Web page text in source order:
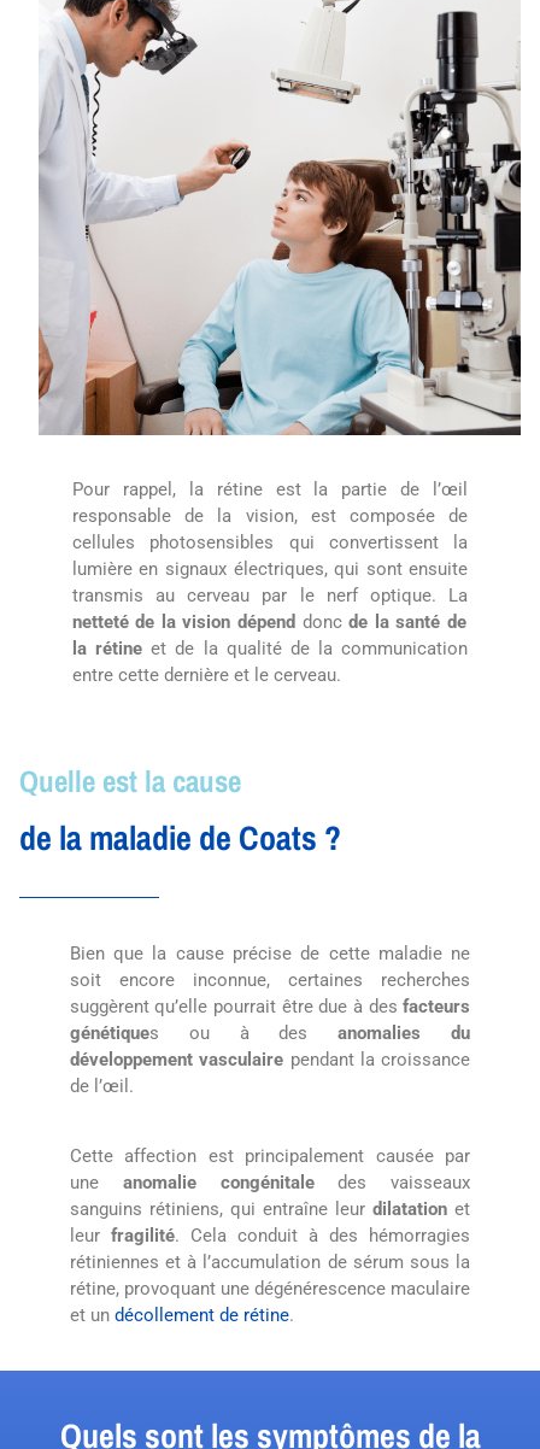
Quelle est la cause
de la maladie de Coats ?
Bien que la cause précise de cette maladie ne
soit encore inconnue, certaines recherches
suggèrent qu’elle pourrait être due à desfacteurs
génétiques ou à des anomalies du
développement vasculaire pendant la croissance
de l’œil.
Cette affection est principalement causée par
uneanomalie congénitaledes vaisseaux
sanguins rétiniens, qui entraîne leurdilatationet
leur fragilité. Cela conduit à des hémorragies
rétiniennes et à l’accumulation de sérum sous la
rétine, provoquant une dégénérescence maculaire
et un décollement de rétine.
Pour rappel, la rétine est la partie de l’œil
responsable de la vision, est composée de
cellules photosensibles qui convertissent la
lumière en signaux électriques, qui sont ensuite
transmis au cerveau par le nerf optique. La
netteté de la vision dépend doncde la santé de
la rétineet de la qualité de la communication
entre cette dernière et le cerveau.
Quels sont les symptômes de la